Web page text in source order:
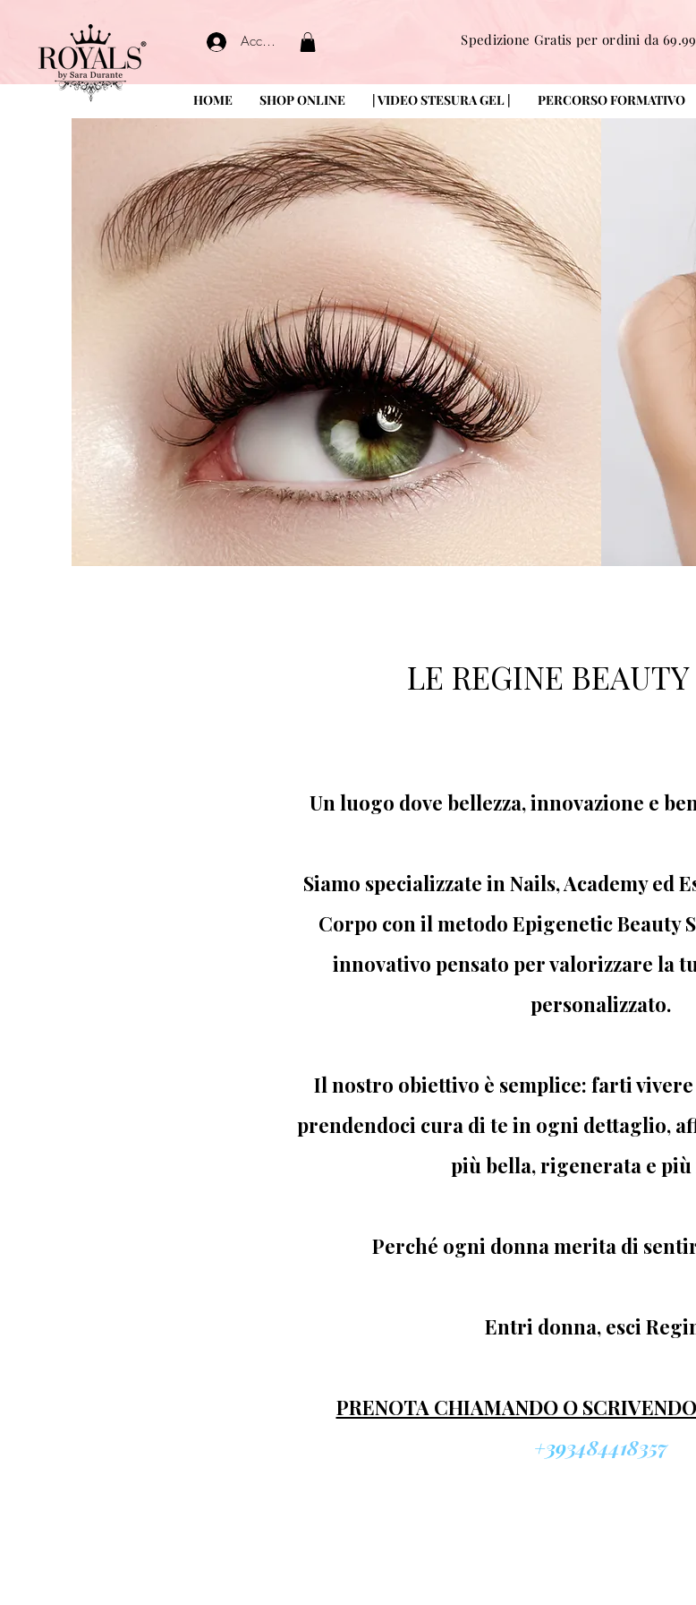
Accedi Spedizione Gratis per ordini da
HOME SHOP ONLINE | VIDEO STESURA GEL | PERCORSO FORMATIVO
LE REGINE
Un luogo dove bellezza, innovazione e
Siamo specializzate in Nails, Academy ed
Corpo con il metodo Epigenetic Beauty
innovativo pensato per valorizzare la
personalizzato.
Il nostro obiettivo è semplice: farti vivere
prendendoci cura di te in ogni dettaglio,
più bella, rigenerata e più
Perché ogni donna merita di
Entri donna, esci
PRENOTA CHIAMANDO O
+393484418357